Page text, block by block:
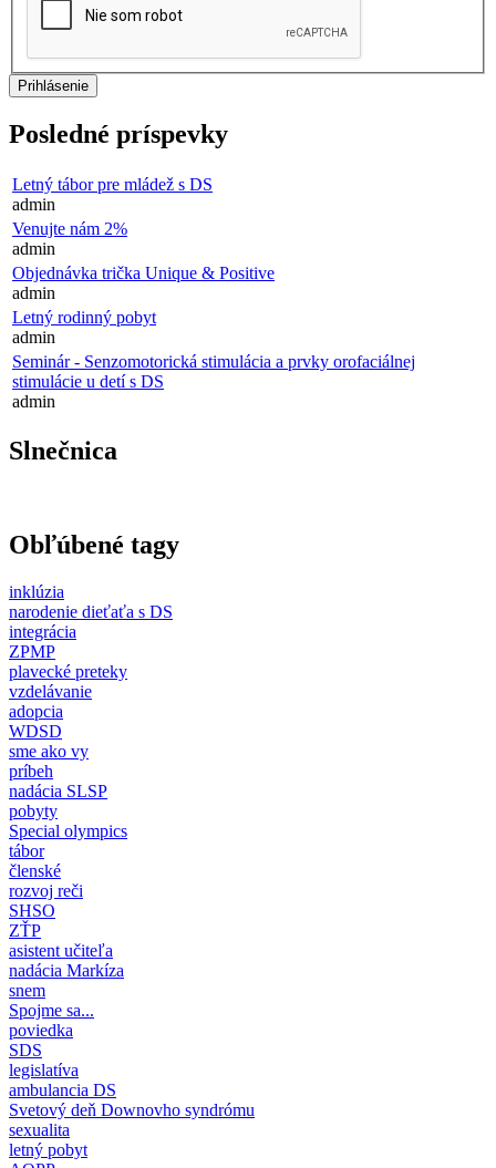
Posledné príspevky
Letný tábor pre mládež s DS
admin
Venujte nám 2%
admin
Objednávka trička Unique & Positive
admin
Letný rodinný pobyt
admin
Seminár - Senzomotorická stimulácia a prvky orofaciálnej
stimulácie u detí s DS
admin
Slnečnica
Obľúbené tagy
inklúzia
narodenie dieťaťa s DS
integrácia
ZPMP
plavecké preteky
vzdelávanie
adopcia
WDSD
sme ako vy
príbeh
nadácia SLSP
pobyty
Special olympics
tábor
členské
rozvoj reči
SHSO
ZŤP
asistent učiteľa
nadácia Markíza
snem
Spojme sa...
poviedka
SDS
legislatíva
ambulancia DS
Svetový deň Downovho syndrómu
sexualita
letný pobyt